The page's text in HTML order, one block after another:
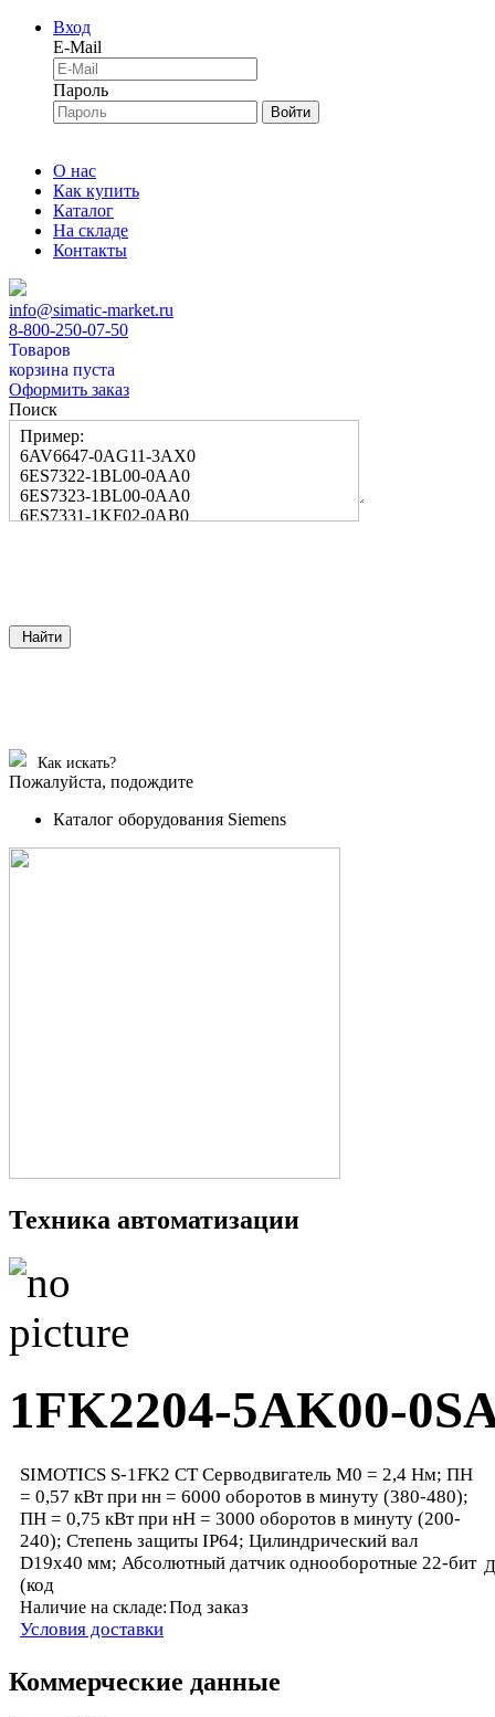
Вход
E-Mail
Пароль
Войти
О нас
Как купить
Каталог
На складе
Контакты
info@simatic-market.ru
8-800-250-07-50
Товаров
корзина пуста
Оформить заказ
Поиск
Пример:
6AV6647-0AG11-3AX0
6ES7322-1BL00-0AA0
6ES7323-1BL00-0AA0
6ES7331-1KF02-0AB0
Найти
Как искать?
Пожалуйста, подождите
Каталог оборудования Siemens
Техника автоматизации
1FK2204-5AK00-
SIMOTICS S-1FK2 CT Серводвигатель М0 = 2,4 Нм; ПН
= 0,57 кВт при нн = 6000 оборотов в минуту (380-480);
ПН = 0,75 кВт при нН = 3000 оборотов в минуту (200-
240); Степень защиты IP64; Цилиндрический вал
D19x40 мм; Абсолютный датчик однооборотные 22-бит
(код
Наличие на складе:Под заказ
Условия доставки
Коммерческие данные